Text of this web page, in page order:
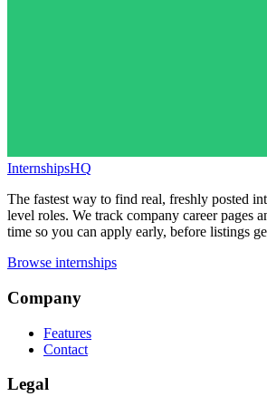
InternshipsHQ
The fastest way to find real, freshly posted
level roles. We track company career pages
time so you can apply early, before listings
Browse internships
Company
Features
Contact
Legal